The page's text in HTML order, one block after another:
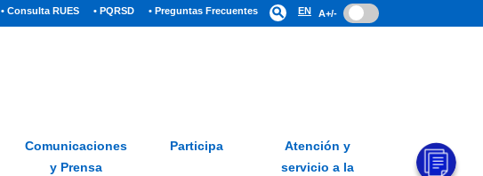
• Consulta RUES • PQRSD • Preguntas Frecuentes search EN A+/-
Comunicaciones
y Prensa
Participa
Atención y
servicio a la